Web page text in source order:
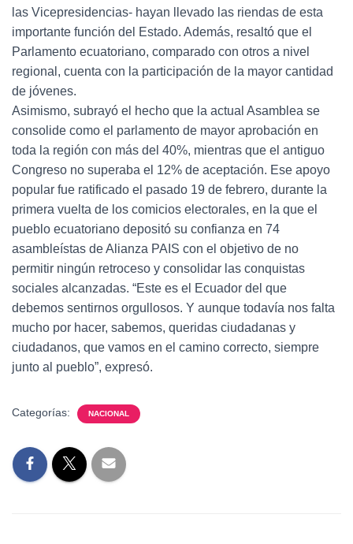
las Vicepresidencias- hayan llevado las riendas de esta
importante función del Estado. Además, resaltó que el
Parlamento ecuatoriano, comparado con otros a nivel
regional, cuenta con la participación de la mayor cantidad
de jóvenes.
Asimismo, subrayó el hecho que la actual Asamblea se
consolide como el parlamento de mayor aprobación en
toda la región con más del 40%, mientras que el antiguo
Congreso no superaba el 12% de aceptación. Ese apoyo
popular fue ratificado el pasado 19 de febrero, durante la
primera vuelta de los comicios electorales, en la que el
pueblo ecuatoriano depositó su confianza en 74
asambleístas de Alianza PAIS con el objetivo de no
permitir ningún retroceso y consolidar las conquistas
sociales alcanzadas. “Este es el Ecuador del que
debemos sentirnos orgullosos. Y aunque todavía nos falta
mucho por hacer, sabemos, queridas ciudadanas y
ciudadanos, que vamos en el camino correcto, siempre
junto al pueblo”, expresó.
Categorías: NACIONAL